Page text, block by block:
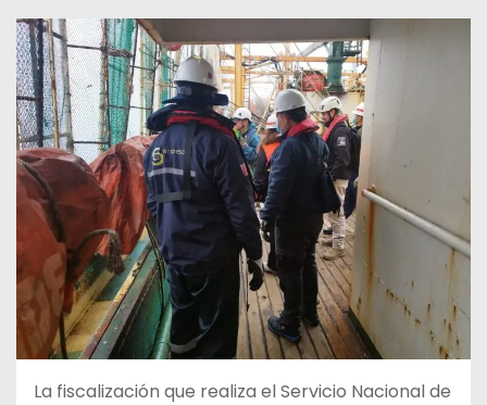
La fiscalización que realiza el Servicio Nacional de